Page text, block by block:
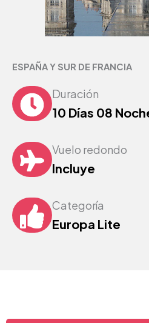
ESPAÑA Y SUR DE FRANCIA
Duración
10 Días 08
Vuelo redondo
Incluye
Categoría
Europa Lite